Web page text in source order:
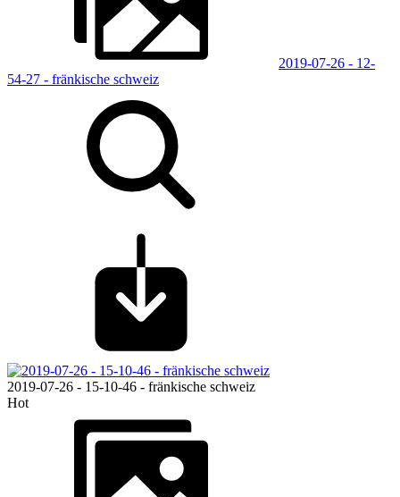
2019-07-26 - 12-
54-27 - fränkische schweiz
2019-07-26 - 15-10-46 - fränkische schweiz
Hot